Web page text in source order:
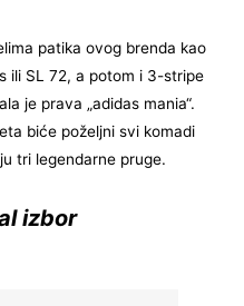
patika ovog brenda kao
ili SL 72, a potom i 3-stripe
je prava „adidas mania“.
biće poželjni svi komadi
tri legendarne pruge.
izbor